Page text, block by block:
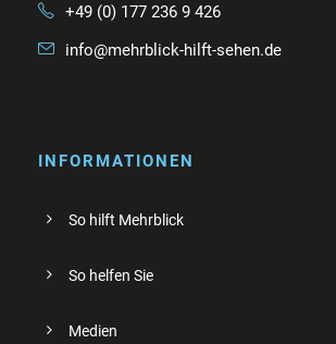
+49 (0) 177 236 9 426
info@mehrblick-hilft-sehen.de
INFORMATIONEN
So hilft Mehrblick
So helfen Sie
Medien